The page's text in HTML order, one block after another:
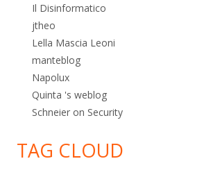
Il Disinformatico
jtheo
Lella Mascia Leoni
manteblog
Napolux
Quinta 's weblog
Schneier on Security
TAG CLOUD